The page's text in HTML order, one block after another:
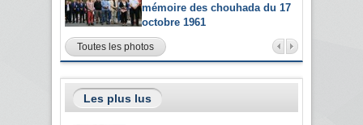
mémoire des chouhada du 17
octobre 1961
Toutes les photos
Les plus lus